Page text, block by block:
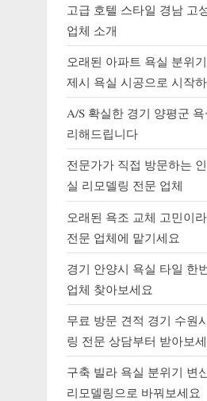
고급 호텔 스타일 경남 고
업체 소개
오래된 아파트 욕실 분위
제시 욕실 시공으로 시작
A/S 확실한 경기 양평군
리해드립니다
전문가가 직접 방문하는
실 리모델링 전문 업체
오래된 욕조 교체 고민이
전문 업체에 맡기세요
경기 안양시 욕실 타일 한
업체 찾아보세요
무료 방문 견적 경기 수원
링 전문 상담부터 받아보
구축 빌라 욕실 분위기 변
리모델링으로 바꿔보세요